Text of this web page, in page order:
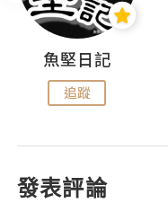
魚堅日記
追蹤
發表評論